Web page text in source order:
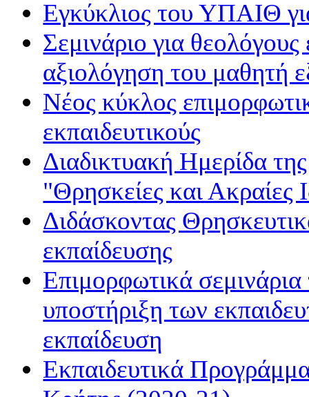
Εγκύκλιος του ΥΠΑΙΘ
Σεμινάριο για θεολόγους
αξιολόγηση του μαθητή
Νέος κύκλος
εκπαιδευτικούς
Διαδικτυακή Ημερίδα
"Θρησκείες και Ακραίες
Διδάσκοντας
εκπαίδευσης
Επιμορφωτικά
υποστήριξη των
εκπαίδευση
Εκπαιδευτικά